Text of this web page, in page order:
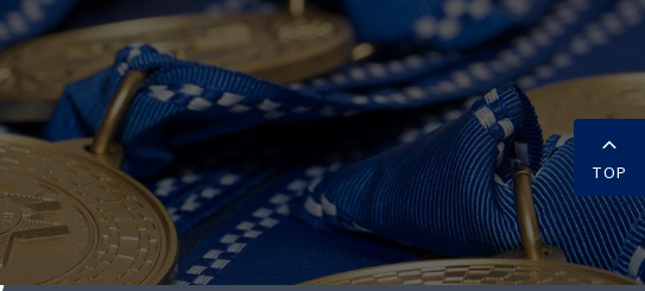
TOP